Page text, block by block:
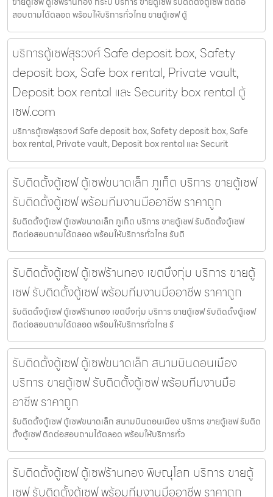
สอบถามได้ตลอด พร้อมให้บริการทั่วไทย ขายตู้เซฟ ตู้
บริการตู้เซฟสุรวงศ์ Safe deposit box, Safety
deposit box, Safe box rental, Private vault,
Deposit box rental และ Security box rental ตู้
เซฟ.com
บริการตู้เซฟสุรวงศ์ Safe deposit box, Safety deposit box, Safe
box rental, Private vault, Deposit box rental และ Securit
รับติดตั้งตู้เซฟ ตู้เซฟขนาดเล็ก ภูเก็ต บริการ ขายตู้เซฟ
รับติดตั้งตู้เซฟ พร้อมทีมงานมืออาชีพ ราคาถูก
รับติดตั้งตู้เซฟ ตู้เซฟขนาดเล็ก ภูเก็ต บริการ ขายตู้เซฟ รับติดตั้งตู้เซฟ
ติดต่อสอบถามได้ตลอด พร้อมให้บริการทั่วไทย รับติ
รับติดตั้งตู้เซฟ ตู้เซฟร้านทอง เขตบึงกุ่ม บริการ ขายตู้
เซฟ รับติดตั้งตู้เซฟ พร้อมทีมงานมืออาชีพ ราคาถูก
รับติดตั้งตู้เซฟ ตู้เซฟร้านทอง เขตบึงกุ่ม บริการ ขายตู้เซฟ รับติดตั้งตู้เซฟ
ติดต่อสอบถามได้ตลอด พร้อมให้บริการทั่วไทย รั
รับติดตั้งตู้เซฟ ตู้เซฟขนาดเล็ก สนามบินดอนเมือง
บริการ ขายตู้เซฟ รับติดตั้งตู้เซฟ พร้อมทีมงานมือ
อาชีพ ราคาถูก
รับติดตั้งตู้เซฟ ตู้เซฟขนาดเล็ก สนามบินดอนเมือง บริการ ขายตู้เซฟ รับติด
ตั้งตู้เซฟ ติดต่อสอบถามได้ตลอด พร้อมให้บริการทั่ว
รับติดตั้งตู้เซฟ ตู้เซฟร้านทอง พิษณุโลก บริการ ขายตู้
เซฟ รับติดตั้งตู้เซฟ พร้อมทีมงานมืออาชีพ ราคาถูก